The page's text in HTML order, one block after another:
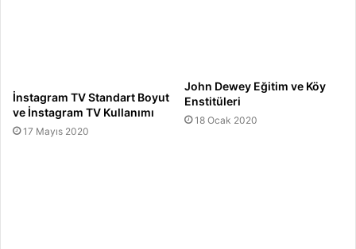
İnstagram TV Standart Boyut
ve İnstagram TV Kullanımı
17 Mayıs 2020
John Dewey Eğitim ve Köy
Enstitüleri
18 Ocak 2020